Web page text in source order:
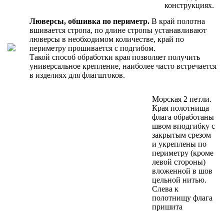
конструкциях.
Люверсы, обшивка по периметр. В край полотна
вшивается стропа, по длине стропы устанавливают
люверсы в необходимом количестве, край по
периметру прошивается с подгибом.
Такой способ обработки края позволяет получить
универсальное крепление, наиболее часто встречается
в изделиях для флагштоков.
Морская 2 петли.
Края полотнища
флага обработаны
швом вподгибку с
закрытым срезом
и укреплены по
периметру (кроме
левой стороны)
вложенной в шов
цельной нитью.
Слева к
полотнищу флага
пришита